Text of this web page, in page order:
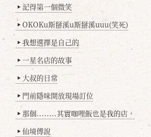
▶ 記得第一個微笑
▶ OKOKu斯掰溪u斯掰溪uuu(笑死)
▶ 我想選擇是自己的
▶ 一星名店的故事
▶ 大叔的日常
▶ 門前隱味開放現場訂位
▶ 那個........其實咖哩飯也是我的店，
▶ 仙境傳說